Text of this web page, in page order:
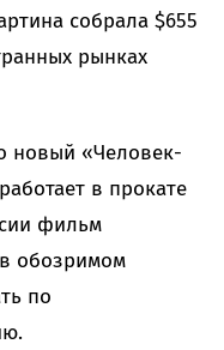
собрала $655
рынках
новый «Человек-
в прокате
фильм
обозримом
по